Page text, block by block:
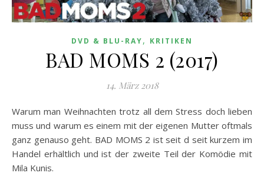
DVD & BLU-RAY, KRITIKEN
BAD MOMS 2 (2017)
14. März 2018
Warum man Weihnachten trotz all dem Stress doch lieben
muss und warum es einem mit der eigenen Mutter oftmals
ganz genauso geht. BAD MOMS 2 ist seit d seit kurzem im
Handel erhältlich und ist der zweite Teil der Komödie mit
Mila Kunis.